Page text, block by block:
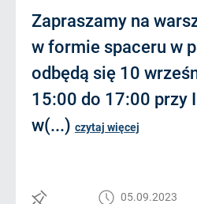
Zapraszamy na
w formie spaceru w
odbędą się 10
15:00 do 17:00 przy
w(...) czytaj więcej
05.09.2023